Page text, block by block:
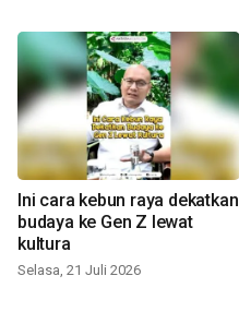
Ini cara kebun raya dekatkan
budaya ke Gen Z lewat
kultura
Selasa, 21 Juli 2026